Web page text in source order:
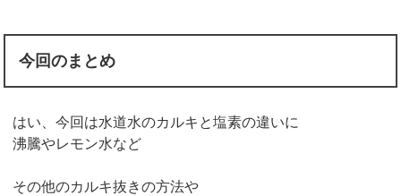
今回のまとめ
はい、今回は水道水のカルキと塩素の違いに
沸騰やレモン水など
その他のカルキ抜きの方法や